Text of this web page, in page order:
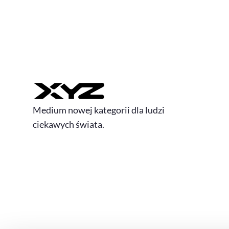
Medium nowej kategorii dla ludzi
ciekawych świata.